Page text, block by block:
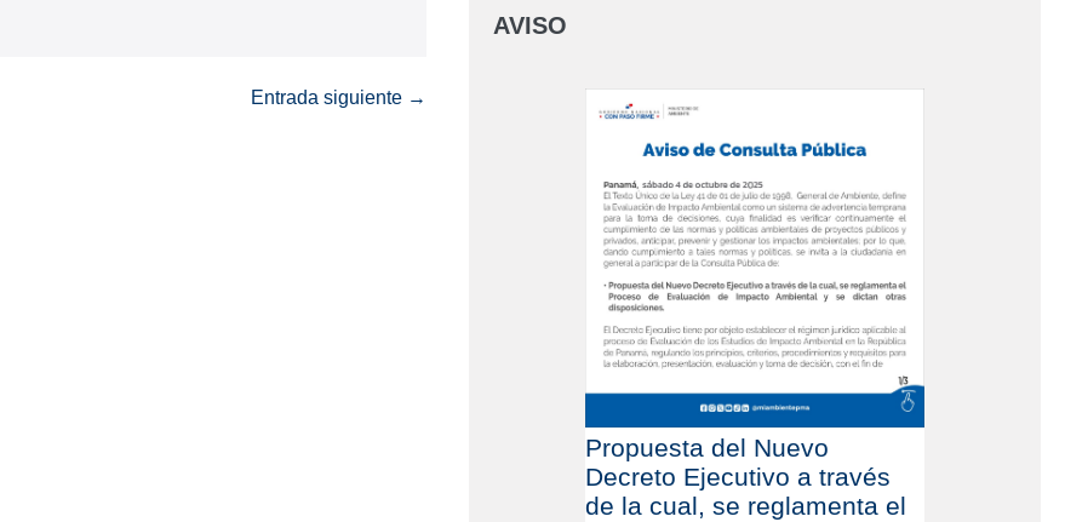
Entrada siguiente →
AVISO
Propuesta del Nuevo
Decreto Ejecutivo a través
de la cual, se reglamenta el